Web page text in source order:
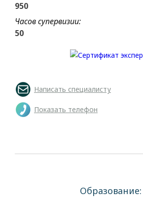
950
Часов супервизии:
50
Написать специалисту
Показать телефон
Образование: